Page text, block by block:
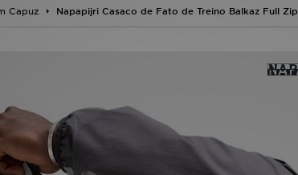
Capuz Napapijri Casaco de Fato de Treino Balkaz Full Zip